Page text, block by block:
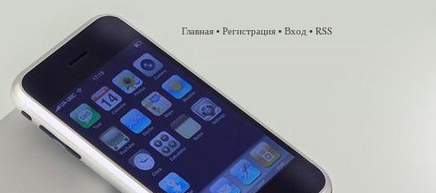
Главная • Регистрация • Вход • RSS